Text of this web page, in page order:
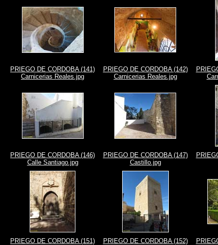
PRIEGO DE CORDOBA (141)
Carnicerias Reales.jpg
PRIEGO DE CORDOBA (142)
Carnicerias Reales.jpg
PRIEGO DE CORDOBA (146)
Calle Santiago.jpg
PRIEGO DE CORDOBA (147)
Castillo.jpg
PRIEGO DE CORDOBA (151)
PRIEGO DE CORDOBA (152)